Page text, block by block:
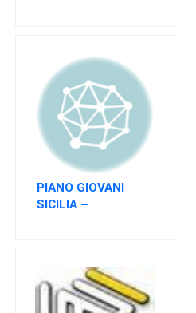
PIANO GIOVANI
SICILIA –